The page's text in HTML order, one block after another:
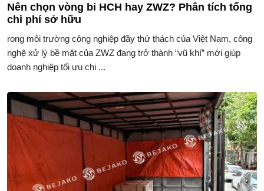
Nên chọn vòng bi HCH hay ZWZ? Phân tích tổng
chi phí sở hữu
rong môi trường công nghiệp đầy thử thách của Việt Nam, công
nghệ xử lý bề mặt của ZWZ đang trở thành “vũ khí” mới giúp
doanh nghiệp tối ưu chi ...